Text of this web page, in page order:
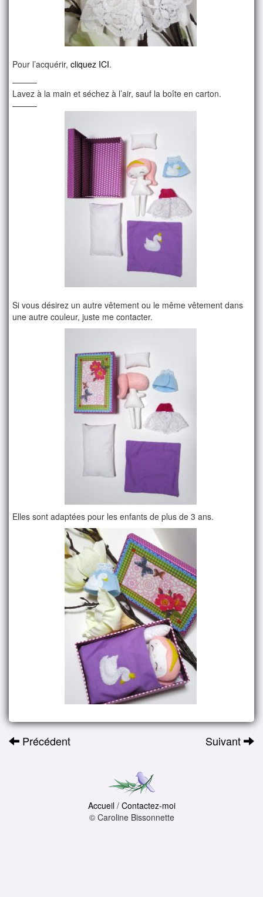
Pour l’acquérir,cliquez ICI.
———
Lavez à la main et séchez à l’air, sauf la boîte en carton.
———
Si vous désirez un autre vêtement ou le même vêtement dans
une autre couleur, juste me contacter.
Elles sont adaptées pour les enfants de plus de 3 ans.
Suivant
Précédent
Accueil/ Contactez-moi
© Caroline Bissonnette